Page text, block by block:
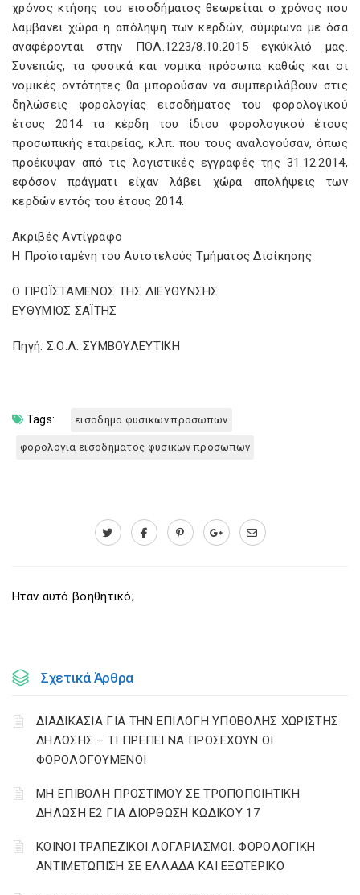
χρόνος κτήσης του εισοδήματος θεωρείται ο χρόνος που
λαμβάνει χώρα η απόληψη των κερδών, σύμφωνα με όσα
αναφέρονται στην ΠΟΛ.1223/8.10.2015 εγκύκλιό μας.
Συνεπώς, τα φυσικά και νομικά πρόσωπα καθώς και οι
νομικές οντότητες θα μπορούσαν να συμπεριλάβουν στις
δηλώσεις φορολογίας εισοδήματος του φορολογικού
έτους 2014 τα κέρδη του ίδιου φορολογικού έτους
προσωπικής εταιρείας, κ.λπ. που τους αναλογούσαν, όπως
προέκυψαν από τις λογιστικές εγγραφές της 31.12.2014,
εφόσον πράγματι είχαν λάβει χώρα απολήψεις των
κερδών εντός του έτους 2014.
Ακριβές Αντίγραφο
Η Προϊσταμένη του Αυτοτελούς Τμήματος Διοίκησης
Ο ΠΡΟΪΣΤΑΜΕΝΟΣ ΤΗΣ ΔΙΕΥΘΥΝΣΗΣ
ΕΥΘΥΜΙΟΣ ΣΑΪΤΗΣ
Πηγή: Σ.Ο.Λ. ΣΥΜΒΟΥΛΕΥΤΙΚΗ
Tags: εισοδημα φυσικων προσωπων
φορολογια εισοδηματος φυσικων προσωπων
Ηταν αυτό βοηθητικό;
Σχετικά Άρθρα
ΔΙΑΔΙΚΑΣΙΑ ΓΙΑ ΤΗΝ ΕΠΙΛΟΓΗ ΥΠΟΒΟΛΗΣ ΧΩΡΙΣΤΗΣ
ΔΗΛΩΣΗΣ – ΤΙ ΠΡΕΠΕΙ ΝΑ ΠΡΟΣΕΧΟΥΝ ΟΙ
ΦΟΡΟΛΟΓΟΥΜΕΝΟΙ
ΜΗ ΕΠΙΒΟΛΗ ΠΡΟΣΤΙΜΟΥ ΣΕ ΤΡΟΠΟΠΟΙΗΤΙΚΗ
ΔΗΛΩΣΗ Ε2 ΓΙΑ ΔΙΟΡΘΩΣΗ ΚΩΔΙΚΟΥ 17
ΚΟΙΝΟΙ ΤΡΑΠΕΖΙΚΟΙ ΛΟΓΑΡΙΑΣΜΟΙ. ΦΟΡΟΛΟΓΙΚΗ
ΑΝΤΙΜΕΤΩΠΙΣΗ ΣΕ ΕΛΛΑΔΑ ΚΑΙ ΕΞΩΤΕΡΙΚΟ